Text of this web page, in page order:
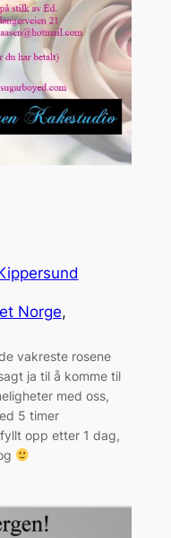
Norge
vakreste rosene
ja til å komme til
med oss,
5 timer
opp etter 1 dag,